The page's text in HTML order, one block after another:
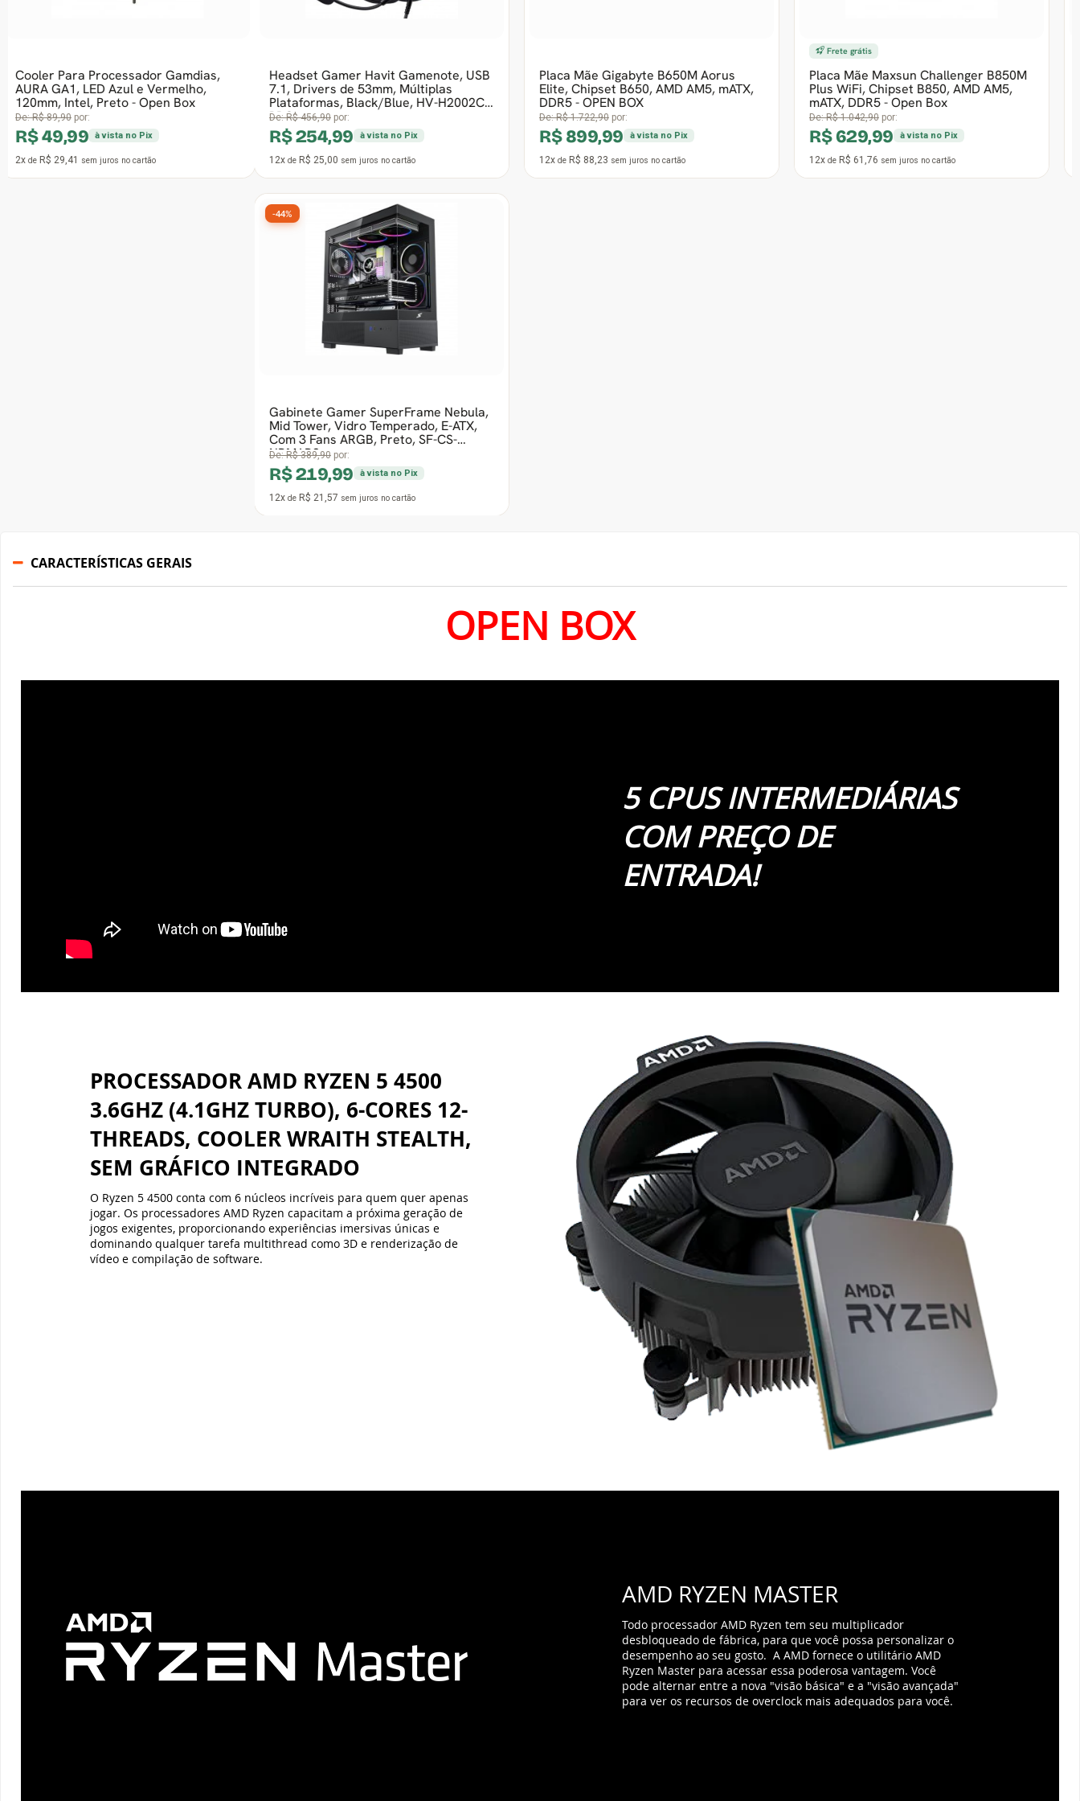
Headset Gamer Havit Gamenote, USB
7.1, Drivers de 53mm, Múltiplas
Plataformas, Black/Blue, HV-H2002C
PRO
De:R$ 456,90por:
R$ 254,99 à vista no Pix
12x de R$ 25,00sem juros no cartão
Placa Mãe Gigabyte B650M Aorus
Elite, Chipset B650, AMD AM5, mATX,
DDR5 - OPEN BOX
De:R$ 1.722,90
R$ 899,99 à vista no Pix
12xdeR$ 88,23sem juros no cartão
Placa Mãe Maxsun Challenger B850M
Plus WiFi, Chipset B850, AMD AM5,
mATX, DDR5 - Open Box
De:R$ 1.042,90
R$ 629,99 à vista no Pix
12xdeR$ 61,76sem juros no cartão
Placa Mãe MSI MPG B550 Gaming Plus,
Chipset B550, AMD AM4, ATX, DDR4,
911-7C56-049 - OPEN BOX
De:R$ 1.383,90
R$ 1.017,99 à vista no Pix
12xde R$ 99,80sem juros no cartão
CARACTERÍSTICAS GERAIS
OPEN BOX
5 CPUS INTERMEDIÁRIAS
COM PREÇO DE
ENTRADA!
PROCESSADOR AMD RYZEN 5 4500
3.6GHZ (4.1GHZ TURBO), 6-CORES 12-
THREADS, COOLER WRAITH STEALTH,
SEM GRÁFICO INTEGRADO
O Ryzen 5 4500 conta com 6 núcleos incríveis para quem quer apenas
jogar. Os processadores AMD Ryzen capacitam a próxima geração de
jogos exigentes, proporcionando experiências imersivas únicas e
dominando qualquer tarefa multithread como 3D e renderização de
vídeo e compilação de software.
AMD RYZEN MASTER
Todo processador AMD Ryzen tem seu multiplicador
desbloqueado de fábrica, para que você possa personalizar o
desempenho ao seu gosto. ​ A AMD fornece o utilitário AMD
Ryzen Master para acessar essa poderosa vantagem. Você
pode alternar entre a nova "visão básica" e a "visão avançada"
para ver os recursos de overclock mais adequados para você.